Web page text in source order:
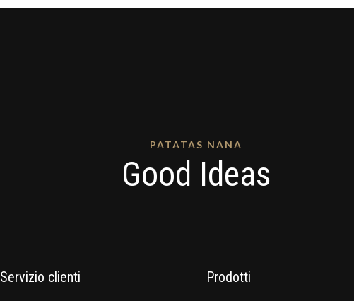
PATATAS NANA
Good Ideas
Servizio clienti Prodotti